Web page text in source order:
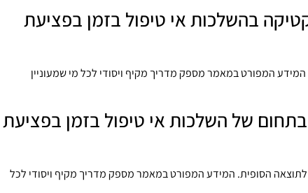
בהשלכות אי טיפול בזמן בפציעת
המידע המפורט במאמר מספק מדריך מקיף ויסודי לכל מי שמעוניין
של השלכות אי טיפול בזמן בפציעת
הסופית. המידע המפורט במאמר מספק מדריך מקיף ויסודי לכל